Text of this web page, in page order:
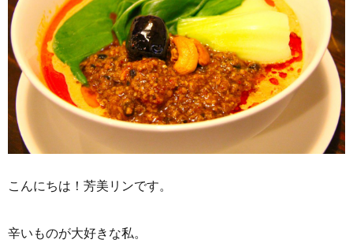
こんにちは！芳美リンです。
辛いものが大好きな私。